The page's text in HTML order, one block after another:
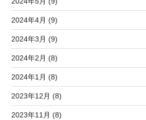
2024年4月 (9)
2024年3月 (9)
2024年2月 (8)
2024年1月 (8)
2023年12月 (8)
2023年11月 (8)